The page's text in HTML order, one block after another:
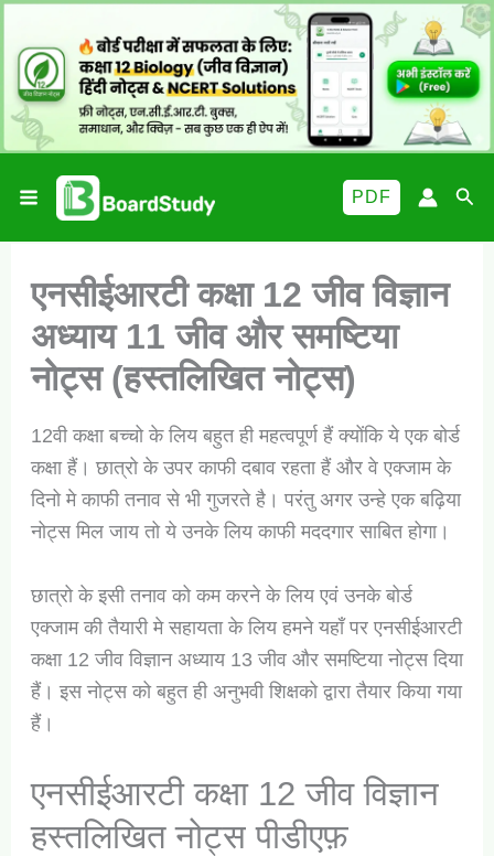
content
PDF
एनसीईआरटी कक्षा 12 जीव विज्ञान
अध्याय 11 जीव और समष्टिया
नोट्स (हस्तलिखित नोट्स)
12वी कक्षा बच्चो के लिय बहुत ही महत्वपूर्ण हैं क्योंकि ये एक बोर्ड
कक्षा हैं। छात्रो के उपर काफी दबाव रहता हैं और वे एक्जाम के
दिनो मे काफी तनाव से भी गुजरते है। परंतु अगर उन्हे एक बढ़िया
नोट्स मिल जाय तो ये उनके लिय काफी मददगार साबित होगा।
छात्रो के इसी तनाव को कम करने के लिय एवं उनके बोर्ड
एक्जाम की तैयारी मे सहायता के लिय हमने यहाँ पर एनसीईआरटी
कक्षा 12 जीव विज्ञान अध्याय 13 जीव और समष्टिया नोट्स दिया
हैं। इस नोट्स को बहुत ही अनुभवी शिक्षको द्वारा तैयार किया गया
हैं।
एनसीईआरटी कक्षा 12 जीव विज्ञान
हस्तलिखित नोट्स पीडीएफ़